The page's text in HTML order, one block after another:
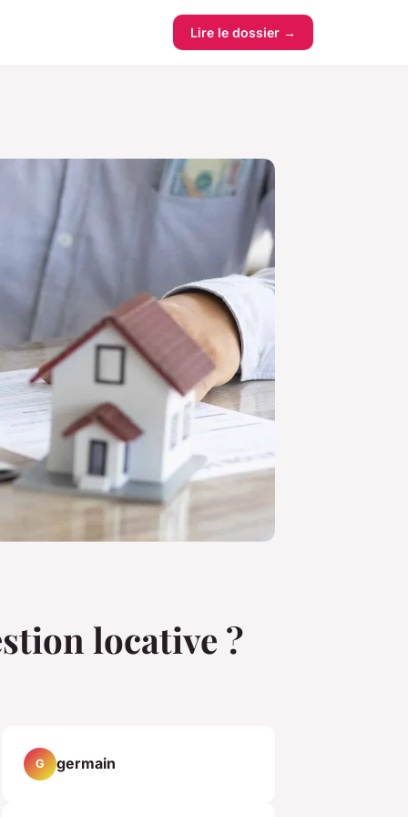
Lire le dossier →
locative ?
G germain